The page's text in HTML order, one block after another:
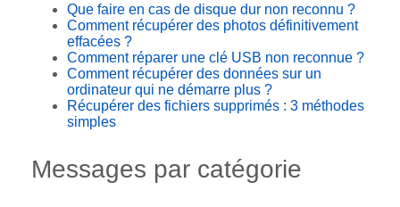
Que faire en cas de disque dur non reconnu ?
Comment récupérer des photos définitivement
effacées ?
Comment réparer une clé USB non reconnue ?
Comment récupérer des données sur un
ordinateur qui ne démarre plus ?
Récupérer des fichiers supprimés : 3 méthodes
simples
Messages par catégorie